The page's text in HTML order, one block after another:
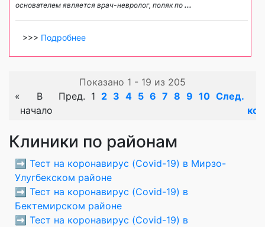
основателем является врач-невролог, поляк по ...
>>> Подробнее
Показано 1 - 19 из 205
«
В
начало
Пред. 1 2 3 4 5 6 7 8 9 10 След.
Клиники по районам
➡️ Тест на коронавирус (Covid-19) в Мирзо-
Улугбекском районе
➡️ Тест на коронавирус (Covid-19) в
Бектемирском районе
➡️ Тест на коронавирус (Covid-19) в